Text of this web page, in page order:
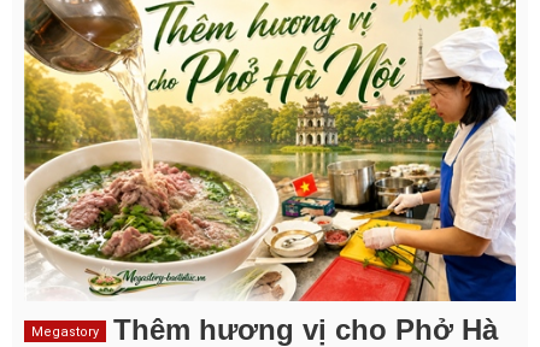
Megastory
Thêm hương vị cho Phở Hà